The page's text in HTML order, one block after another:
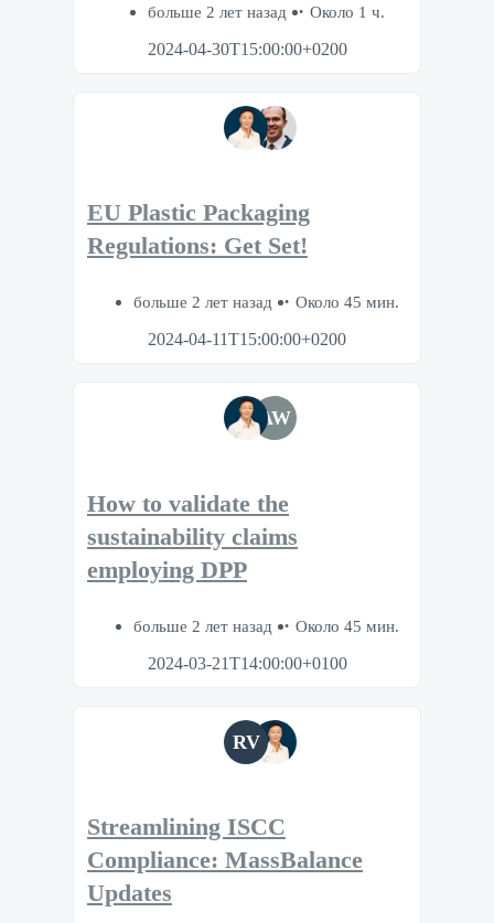
больше 2 лет назад
Около 1 ч.
2024-04-30T15:00:00+0200
EU Plastic Packaging
Regulations: Get Set!
больше 2 лет назад
Около 45 мин.
2024-04-11T15:00:00+0200
AW
How to validate the
sustainability claims
employing DPP
больше 2 лет назад
Около 45 мин.
2024-03-21T14:00:00+0100
RV
Streamlining ISCC
Compliance: MassBalance
Updates